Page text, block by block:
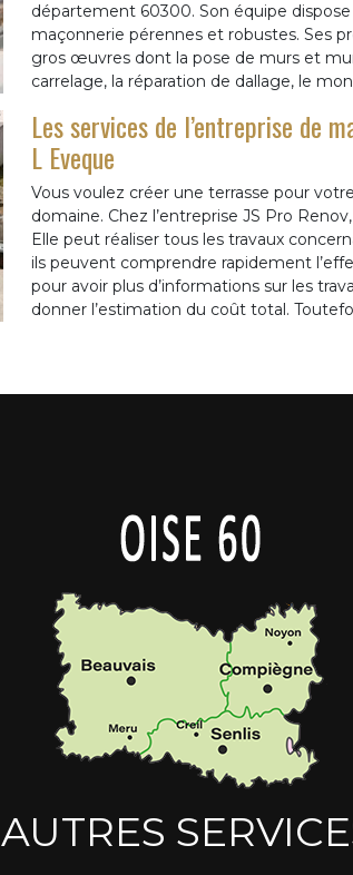
département 60300. Son équipe
maçonnerie pérennes et robustes. Ses
gros œuvres dont la pose de murs et
carrelage, la réparation de dallage, le
Les services de l’entreprise de
L Eveque
Vous voulez créer une terrasse pour
domaine. Chez l’entreprise JS Pro
Elle peut réaliser tous les travaux
ils peuvent comprendre rapidement
pour avoir plus d’informations sur les
donner l’estimation du coût total.
AUTRES